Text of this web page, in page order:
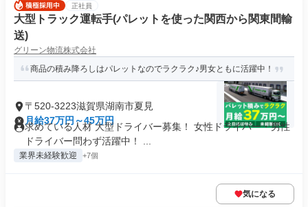
正社員
大型トラック運転手(パレットを使った関西から関東間輸
送)
グリーン物流株式会社
商品の積み降ろしはパレットなのでラクラク♪男女ともに活躍中！
〒520-3223滋賀県湖南市夏見
月給37万円～45万円
求めている人材 大型ドライバー募集！ 女性ドライバー・男性
ドライバー問わず活躍中！ ...
業界未経験歓迎 +7個
気になる